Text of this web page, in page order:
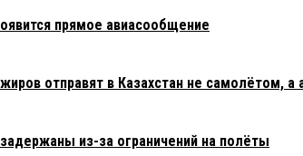
прямое авиасообщение
отправят в Казахстан не самолётом, а
из-за ограничений на полёты